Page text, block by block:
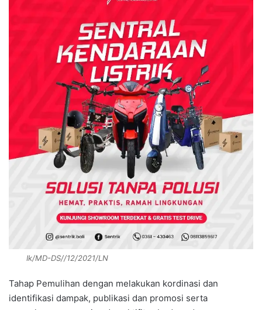
Ik/MD-DS//12/2021/LN
Tahap Pemulihan dengan melakukan kordinasi dan
identifikasi dampak, publikasi dan promosi serta